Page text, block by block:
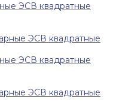
ЭСВ квадратные
ЭСВ квадратные